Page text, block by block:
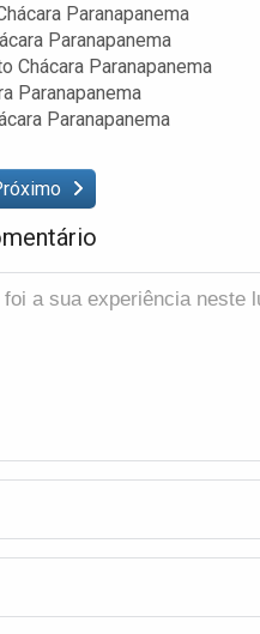
Paranapanema
Paranapanema
Chácara Paranapanema
Paranapanema
Paranapanema